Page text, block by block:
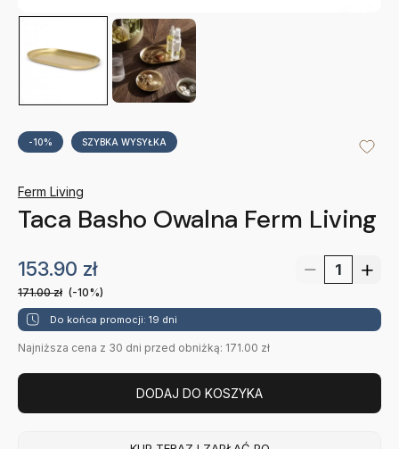
-10% SZYBKA WYSYŁKA
Ferm Living
Taca Basho Owalna Ferm Living
153.90 zł
171.00zł (-10%)
Do końca promocji: 19 dni
Najniższa cena z 30 dni przed obniżką: 171.00 zł
DODAJ DO KOSZYKA